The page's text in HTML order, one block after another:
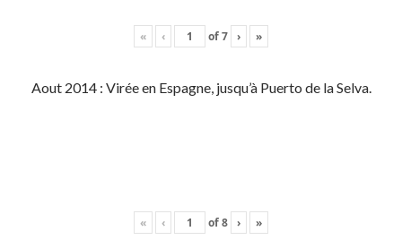
« ‹ of7 › »
Aout 2014 : Virée en Espagne, jusqu’à Puerto de la Selva.
« ‹ of8 › »